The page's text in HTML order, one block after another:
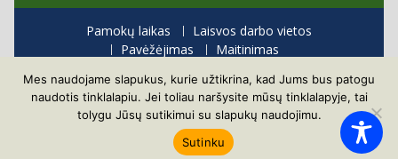
Pamokų laikas
Laisvos darbo vietos
Pavėžėjimas
Maitinimas
Visos teisės saugomos
Proudly powered by WordPress |Education Hub by
WEN Themes
Mes naudojame slapukus, kurie užtikrina, kad Jums bus patogu
naudotis tinklalapiu. Jei toliau naršysite mūsų tinklalapyje, tai
tolygu Jūsų sutikimui su slapukų naudojimu.
Sutinku